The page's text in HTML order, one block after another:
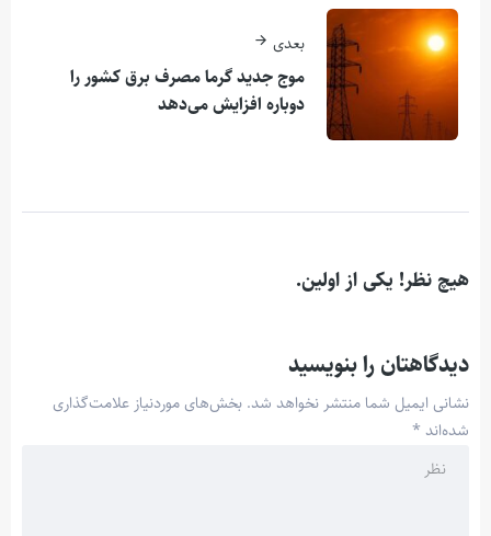
بعدی
موج جدید گرما مصرف برق کشور را
دوباره افزایش می‌دهد
هیچ نظر! یکی از اولین.
دیدگاهتان را بنویسید
نشانی ایمیل شما منتشر نخواهد شد. بخش‌های موردنیاز علامت‌گذاری
شده‌اند *